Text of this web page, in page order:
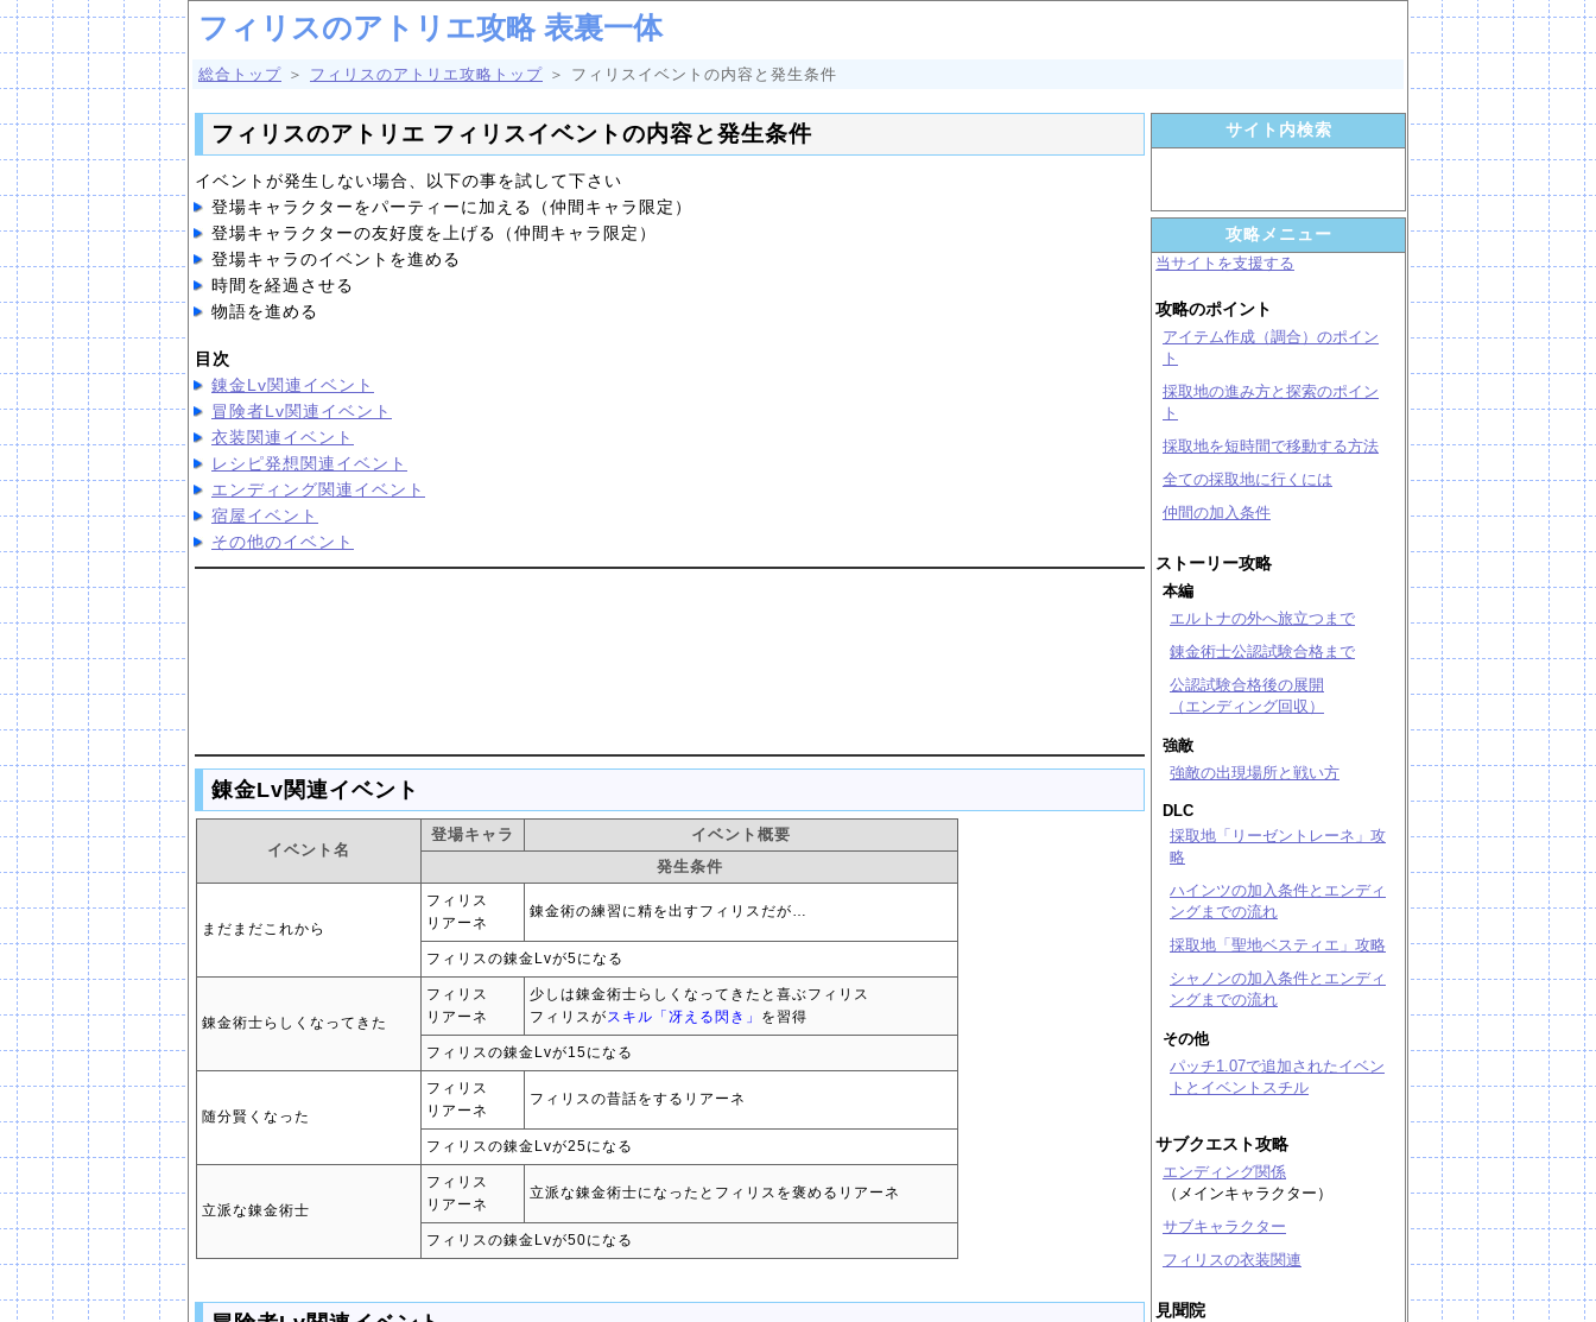
フィリスのアトリエ攻略 表裏一体
総合トップ ＞ フィリスのアトリエ攻略トップ ＞ フィリスイベントの内容と発生条件
フィリスのアトリエ フィリスイベントの内容と発生条件
イベントが発生しない場合、以下の事を試して下さい
登場キャラクターをパーティーに加える（仲間キャラ限定）
登場キャラクターの友好度を上げる（仲間キャラ限定）
登場キャラのイベントを進める
時間を経過させる
物語を進める
目次
錬金Lv関連イベント
冒険者Lv関連イベント
衣装関連イベント
レシピ発想関連イベント
エンディング関連イベント
宿屋イベント
その他のイベント
錬金Lv関連イベント
イベント名
登場キャラ
イベント概要
発生条件
まだまだこれから
フィリス
リアーネ
錬金術の練習に精を出すフィリスだが…
フィリスの錬金Lvが5になる
錬金術士らしくなってきた
フィリス
リアーネ
少しは錬金術士らしくなってきたと喜ぶフィリス
フィリスがスキル「冴える閃き」 を習得
フィリスの錬金Lvが15になる
随分賢くなった
フィリス
リアーネ
フィリスの昔話をするリアーネ
フィリスの錬金Lvが25になる
立派な錬金術士
フィリス
リアーネ
立派な錬金術士になったとフィリスを褒めるリアーネ
フィリスの錬金Lvが50になる
サイト内検索
攻略メニュー
当サイトを支援する
攻略のポイント
アイテム作成（調合）のポイン
ト
採取地の進み方と探索のポイン
ト
採取地を短時間で移動する方法
全ての採取地に行くには
仲間の加入条件
ストーリー攻略
本編
エルトナの外へ旅立つまで
錬金術士公認試験合格まで
公認試験合格後の展開
（エンディング回収）
強敵
強敵の出現場所と戦い方
DLC
採取地「リーゼントレーネ」攻
略
ハインツの加入条件とエンディ
ングまでの流れ
採取地「聖地ベスティエ」攻略
シャノンの加入条件とエンディ
ングまでの流れ
その他
パッチ1.07で追加されたイベン
トとイベントスチル
サブクエスト攻略
エンディング関係
（メインキャラクター）
サブキャラクター
フィリスの衣装関連
見聞院